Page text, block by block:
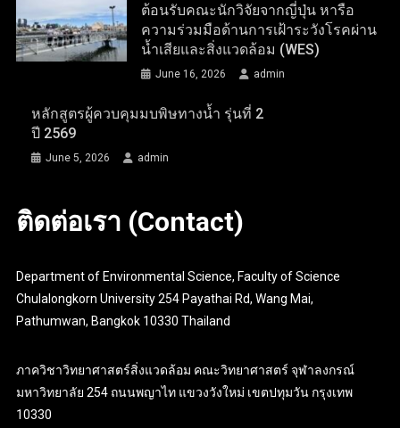
ต้อนรับคณะนักวิจัยจากญี่ปุ่น หารือ
ความร่วมมือด้านการเฝ้าระวังโรคผ่าน
น้ำเสียและสิ่งแวดล้อม (WES)
June 16, 2026 admin
หลักสูตรผู้ควบคุมมบพิษทางน้ำ รุ่นที่ 2
ปี 2569
June 5, 2026 admin
ติดต่อเรา (Contact)
Department of Environmental Science, Faculty of Science
Chulalongkorn University 254 Payathai Rd, Wang Mai,
Pathumwan, Bangkok 10330 Thailand
ภาควิชาวิทยาศาสตร์สิ่งแวดล้อม คณะวิทยาศาสตร์ จุฬาลงกรณ์
มหาวิทยาลัย 254 ถนนพญาไท แขวงวังใหม่ เขตปทุมวัน กรุงเทพ
10330